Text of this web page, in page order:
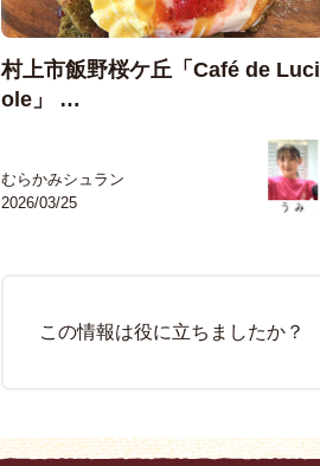
村上市飯野桜ケ丘「Café de Luci
ole」 …
むらかみシュラン
2026/03/25
この情報は役に立ちましたか？